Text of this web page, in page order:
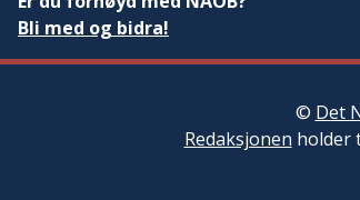
Bli med og bidra!
© Det
Redaksjonen holder